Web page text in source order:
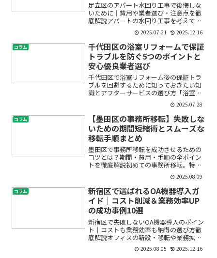
足立区のアパート水回り工事で後悔しな
いために｜費用や業者選び・注意点を徹
底解説アパートの水回り工事を考えてい
るけれど、「費用はいくらかかるの？」
「どんな業者に頼めば安心？」「工事後
にトラブルが起きたらどうしよう…」と
不安を感じていませんか。...
2025.07.31 2025.12.16
コラム
千代田区の浴室リフォームで保証
トラブルを防ぐ5つのポイントと
安心優良業者選び
千代田区で浴室リフォーム後の保証トラ
ブルを回避するために知っておきたい知
識とアフターサービスの選び方「浴室リ
フォームを考えているけれど、工事後に
何かトラブルが起きたらどうしよう」
「保証内容がよく分からず、後で後悔し
ないか不安」――そんなお気...
2025.07.28
コラム
【墨田区の事務所移転】失敗しな
いための期間短縮術とスムーズな
移転手順まとめ
墨田区で事務所移転を成功させるための
コツとは？期間・費用・手順の全ポイン
トを徹底解説初めての事務所移転。特に
墨田区での移転をご検討中の方は、「ど
れくらいの期間がかかるの？」「どんな
準備が必要なの？」「費用や手続きはど
う進めればいい？」など、...
2025.08.09
コラム
新宿区で選ばれるOA機器導入ガ
イド｜コスト削減＆業務効率UP
の成功事例10選
新宿区で失敗しないOA機器導入のポイン
ト｜コストも業務効率も納得の選び方徹
底解説オフィスの新設・移転や業務拡大
に伴い、「新宿区でOA機器をどう選べば
いいの？」「コピー機やプリンター、複
2025.08.05 2025.12.16